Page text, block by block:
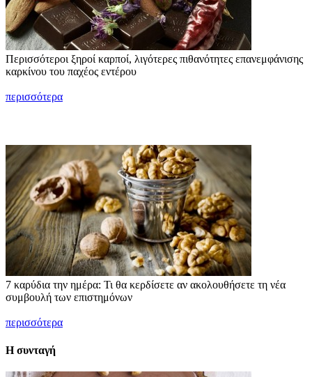
Περισσότεροι ξηροί καρποί, λιγότερες πιθανότητες επανεμφάνισης
καρκίνου του παχέος εντέρου
περισσότερα
7 καρύδια την ημέρα: Τι θα κερδίσετε αν ακολουθήσετε τη νέα
συμβουλή των επιστημόνων
περισσότερα
Η συνταγή